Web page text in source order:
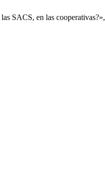
SACS, en las cooperativas?»,